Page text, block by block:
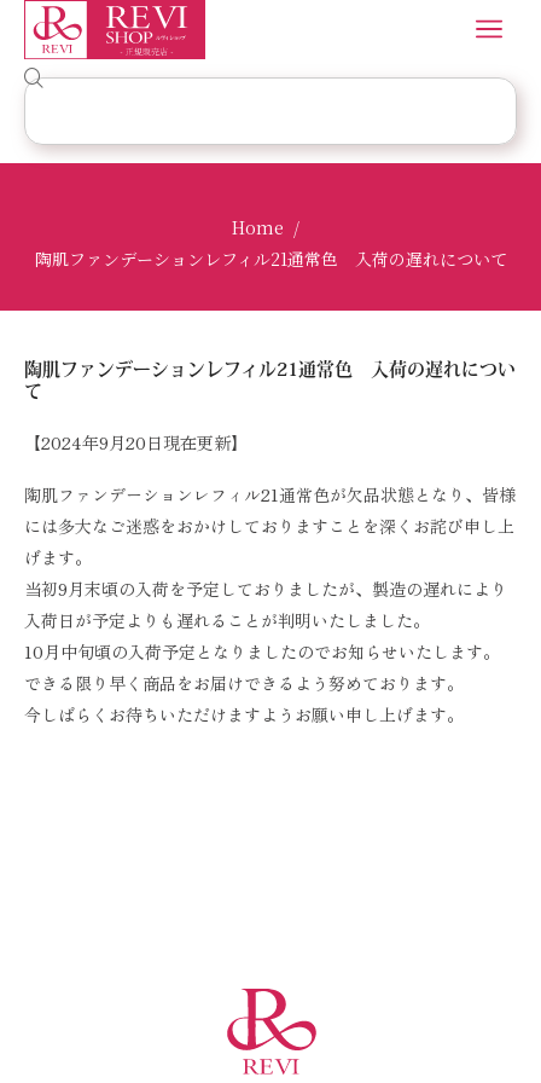
Home /
陶肌ファンデーションレフィル21通常色 入荷の遅れについて
陶肌ファンデーションレフィル21通常色 入荷の遅れについ
て
【2024年9月20日現在更新】
陶肌ファンデーションレフィル21通常色が欠品状態となり、皆様
には多大なご迷惑をおかけしておりますことを深くお詫び申し上
げます。
当初9月末頃の入荷を予定しておりましたが、製造の遅れにより
入荷日が予定よりも遅れることが判明いたしました。
10月中旬頃の入荷予定となりましたのでお知らせいたします。
できる限り早く商品をお届けできるよう努めております。
今しばらくお待ちいただけますようお願い申し上げます。